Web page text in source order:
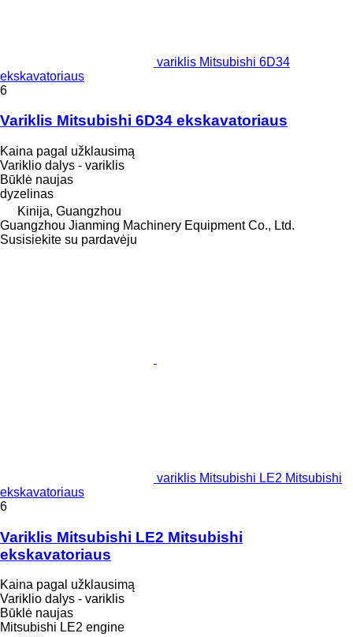
variklis Mitsubishi 6D34
ekskavatoriaus
6
Variklis Mitsubishi 6D34 ekskavatoriaus
Kaina pagal užklausimą
Variklio dalys - variklis
Būklė naujas
dyzelinas
Kinija, Guangzhou
Guangzhou Jianming Machinery Equipment Co., Ltd.
Susisiekite su pardavėju
variklis Mitsubishi LE2 Mitsubishi
ekskavatoriaus
6
Variklis Mitsubishi LE2 Mitsubishi
ekskavatoriaus
Kaina pagal užklausimą
Variklio dalys - variklis
Būklė naujas
Mitsubishi LE2 engine